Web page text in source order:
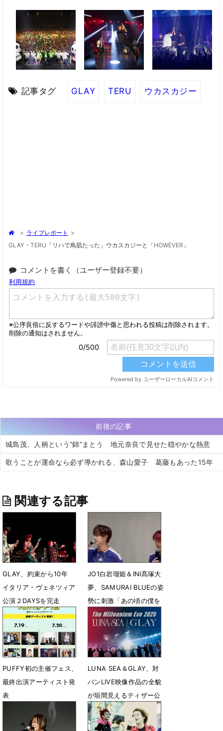
記事タグ GLAY TERU ウカスカジー
> ライブレポート >
GLAY・TERU「リハで鳥肌たった」ウカスカジーと「HOWEVER」
コメントを書く（ユーザー登録不要）
前後の記事
城島茂、人柄という“錦”まとう 地元奈良で見せた穏やかな熱意
歌うことが運命なら必ず導かれる、森山愛子 葛藤もあった15年
関連する記事
GLAY、約束から10年
イタリア・ヴェネツィア
公演２DAYSを完走
6月16日 19時50分
JO1白岩瑠姫＆INI髙塚大
夢、SAMURAI BLUEの姿
勢に刺激「あの頃の僕を
叱りたい」
6月1日 22時19分
PUFFY初の主催フェス、
最終出演アーティスト発
表
5月15日 23時13分
LUNA SEA＆GLAY、対
バンLIVE映像作品の全貌
が垣間見えるティザー公
開
4月29日 18時04分